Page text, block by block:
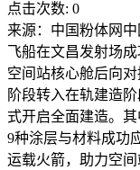
点击次数: 0
来源：中国粉体网
飞船在文昌发射场
空间站核心舱后向
阶段转入在轨建造
式开启全面建造。
9种涂层与材料成功
运载火箭，助力空